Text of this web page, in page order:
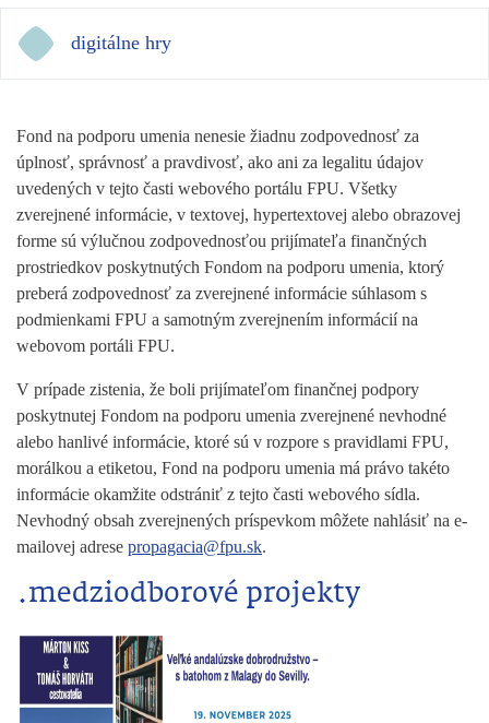
digitálne hry
Fond na podporu umenia nenesie žiadnu zodpovednosť za
úplnosť, správnosť a pravdivosť, ako ani za legalitu údajov
uvedených v tejto časti webového portálu FPU. Všetky
zverejnené informácie, v textovej, hypertextovej alebo obrazovej
forme sú výlučnou zodpovednosťou prijímateľa finančných
prostriedkov poskytnutých Fondom na podporu umenia, ktorý
preberá zodpovednosť za zverejnené informácie súhlasom s
podmienkami FPU a samotným zverejnením informácií na
webovom portáli FPU.
V prípade zistenia, že boli prijímateľom finančnej podpory
poskytnutej Fondom na podporu umenia zverejnené nevhodné
alebo hanlivé informácie, ktoré sú v rozpore s pravidlami FPU,
morálkou a etiketou, Fond na podporu umenia má právo takéto
informácie okamžite odstrániť z tejto časti webového sídla.
Nevhodný obsah zverejnených príspevkom môžete nahlásiť na e-
mailovej adrese propagacia@fpu.sk.
.medziodborové projekty